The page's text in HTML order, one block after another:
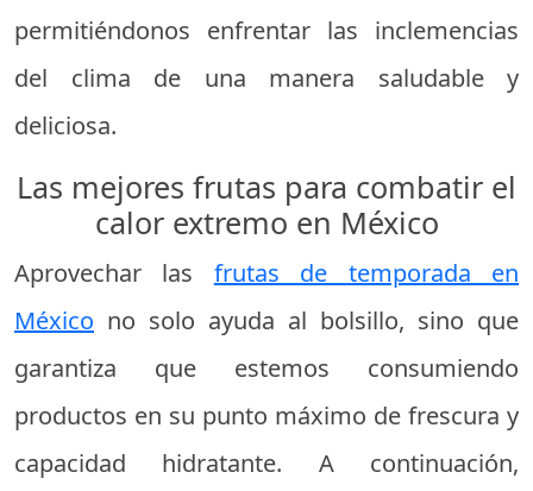
permitiéndonos enfrentar las inclemencias
del clima de una manera saludable y
deliciosa.
Las mejores frutas para combatir el
calor extremo en México
Aprovechar las frutas de temporada en
México no solo ayuda al bolsillo, sino que
garantiza que estemos consumiendo
productos en su punto máximo de frescura y
capacidad hidratante. A continuación,